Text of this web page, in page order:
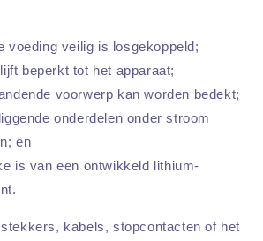
voeding veilig is losgekoppeld;
beperkt tot het apparaat;
voorwerp kan worden bedekt;
onderdelen onder stroom
en
is van een ontwikkeld lithium-
kabels, stopcontacten of het